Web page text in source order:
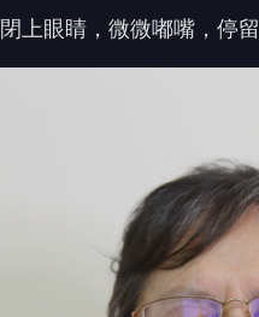
上眼睛，微微嘟嘴，停留